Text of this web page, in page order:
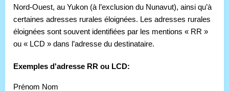
Nord-Ouest, au Yukon (à l’exclusion du Nunavut), ainsi qu’à
certaines adresses rurales éloignées. Les adresses rurales
éloignées sont souvent identifiées par les mentions « RR »
ou « LCD » dans l’adresse du destinataire.
Exemples d'adresse RR ou LCD:
Prénom Nom